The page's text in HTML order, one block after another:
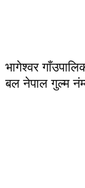
भागेश्वर
बल नेपाल गुल्म